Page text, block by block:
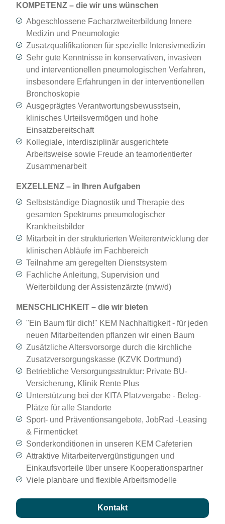
KOMPETENZ – die wir uns wünschen
Abgeschlossene Facharztweiterbildung Innere
Medizin und Pneumologie
Zusatzqualifikationen für spezielle Intensivmedizin
Sehr gute Kenntnisse in konservativen, invasiven
und interventionellen pneumologischen Verfahren,
insbesondere Erfahrungen in der interventionellen
Bronchoskopie
Ausgeprägtes Verantwortungsbewusstsein,
klinisches Urteilsvermögen und hohe
Einsatzbereitschaft
Kollegiale, interdisziplinär ausgerichtete
Arbeitsweise sowie Freude an teamorientierter
Zusammenarbeit
EXZELLENZ – in Ihren Aufgaben
Selbstständige Diagnostik und Therapie des
gesamten Spektrums pneumologischer
Krankheitsbilder
Mitarbeit in der strukturierten Weiterentwicklung der
klinischen Abläufe im Fachbereich
Teilnahme am geregelten Dienstsystem
Fachliche Anleitung, Supervision und
Weiterbildung der Assistenzärzte (m/w/d)
MENSCHLICHKEIT – die wir bieten
"Ein Baum für dich!" KEM Nachhaltigkeit - für jeden
neuen Mitarbeitenden pflanzen wir einen Baum
Zusätzliche Altersvorsorge durch die kirchliche
Zusatzversorgungskasse (KZVK Dortmund)
Betriebliche Versorgungsstruktur: Private BU-
Versicherung, Klinik Rente Plus
Unterstützung bei der KITA Platzvergabe - Beleg-
Plätze für alle Standorte
Sport- und Präventionsangebote, JobRad -Leasing
& Firmenticket
Sonderkonditionen in unseren KEM Cafeterien
Attraktive Mitarbeitervergünstigungen und
Einkaufsvorteile über unsere Kooperationspartner
Viele planbare und flexible Arbeitsmodelle
Kontakt